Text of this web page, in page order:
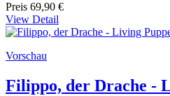
Preis 69,90 €
View Detail
Vorschau
Filippo, der Drache -